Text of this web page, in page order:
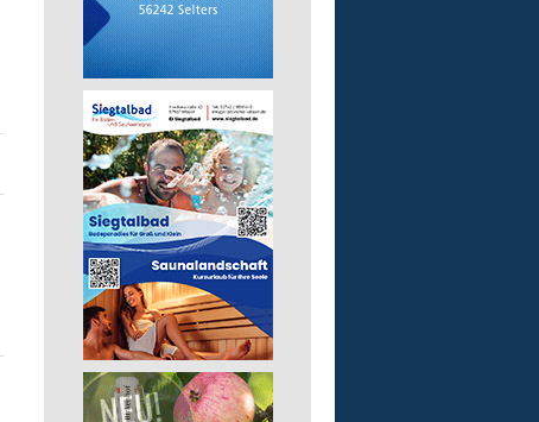
pädagogische
in Vollzeit
Lebenshilfe im Landkreis
57518 Alsdorf